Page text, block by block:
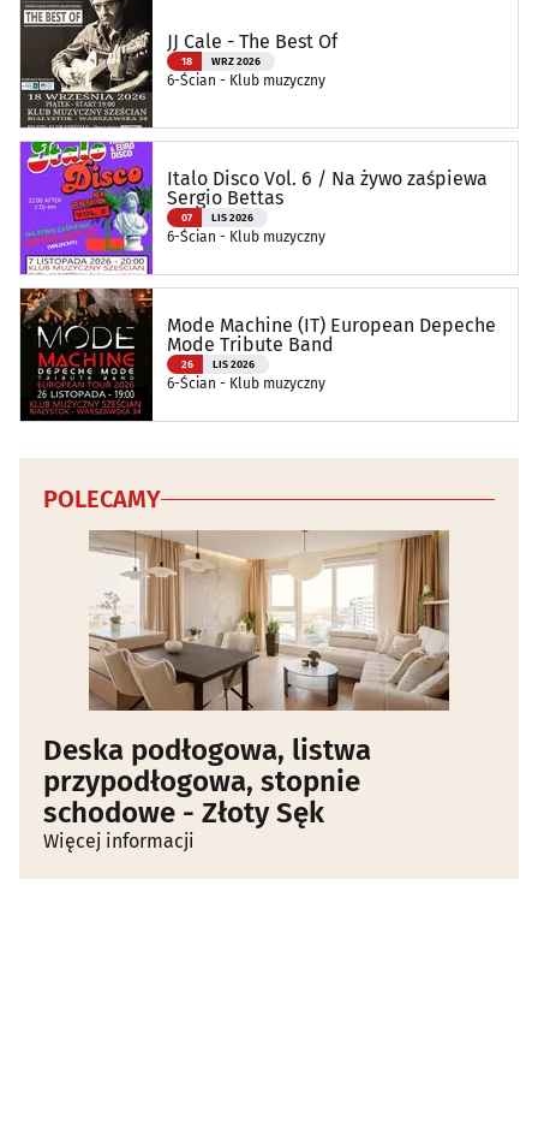
JJ Cale - The Best Of
18 WRZ 2026
6-Ścian - Klub muzyczny
Italo Disco Vol. 6 / Na żywo zaśpiewa
Sergio Bettas
07 LIS 2026
6-Ścian - Klub muzyczny
Mode Machine (IT) European Depeche
Mode Tribute Band
26 LIS 2026
6-Ścian - Klub muzyczny
POLECAMY
Deska podłogowa, listwa
przypodłogowa, stopnie
schodowe - Złoty Sęk
Więcej informacji